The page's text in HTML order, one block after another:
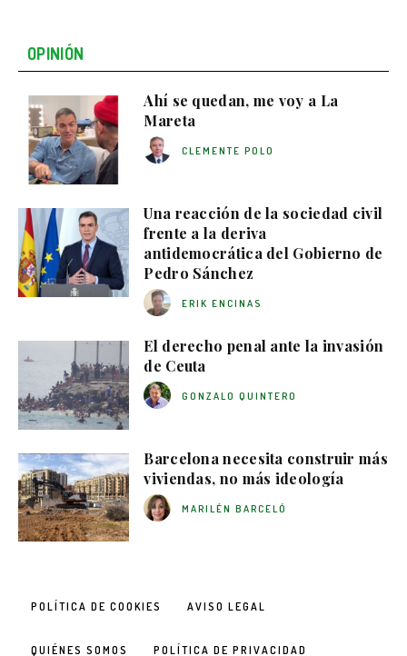
OPINIÓN
Ahí se quedan, me voy a La
Mareta
CLEMENTE POLO
Una reacción de la sociedad civil
frente a la deriva
antidemocrática del Gobierno de
Pedro Sánchez
ERIK ENCINAS
El derecho penal ante la invasión
de Ceuta
GONZALO QUINTERO
Barcelona necesita construir más
viviendas, no más ideología
MARILÉN BARCELÓ
POLÍTICA DE COOKIES AVISO LEGAL
QUIÉNES SOMOS POLÍTICA DE PRIVACIDAD